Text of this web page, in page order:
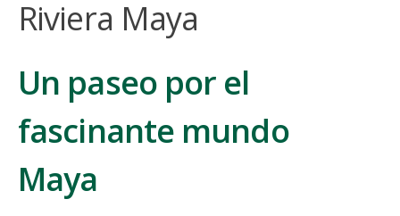
Riviera Maya
Un paseo por el
fascinante mundo
Maya